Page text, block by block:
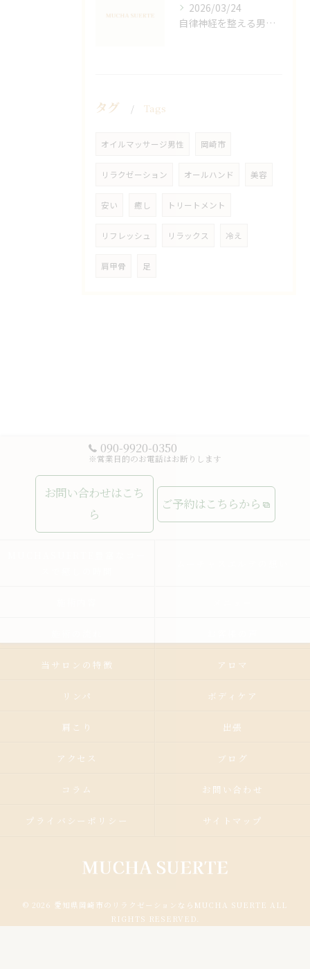
2026/03/24
自律神経を整える男性オイルマッサージ
タグ Tags
オイルマッサージ男性 岡崎市
リラクゼーション オールハンド 美容
安い 癒し トリートメント
リフレッシュ リラックス 冷え
肩甲骨 足
090-9920-0350
※営業目的のお電話はお断りします
お問い合わせはこち
ら
ご予約はこちらから
当サロンの特徴 アロマ
リンパ ボディケア
肩こり 出張
アクセス ブログ
コラム お問い合わせ
プライバシーポリシー サイトマップ
© 2026 愛知県岡崎市のリラクゼーションならMUCHA SUERTE ALL
RIGHTS RESERVED.